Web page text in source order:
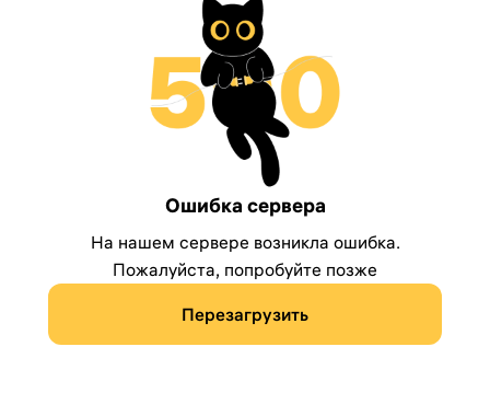
Ошибка сервера
На нашем сервере возникла ошибка.
Пожалуйста, попробуйте позже
Перезагрузить